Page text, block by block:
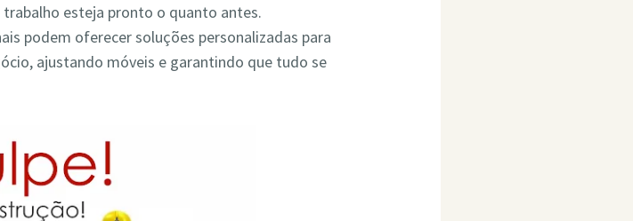
esteja pronto o quanto antes.
podem oferecer soluções personalizadas para
ajustando móveis e garantindo que tudo se